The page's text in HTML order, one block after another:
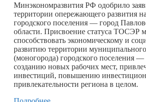
Минэкономразвития РФ одобрило
территории опережающего развития
городского поселения — город
области. Присвоение статуса ТОСЭР
способствовать экономическому и
развитию территории
(моногорода) городского поселения —
созданию новых рабочих мест,
инвестиций, повышению
привлекательности региона в целом.